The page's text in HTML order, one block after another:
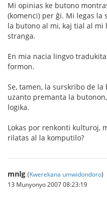
Mi opinias ke butono
(komenci) per ĝi. Mi legas
la butono al mi, kaj tial al mi
stranga.
En mia nacia lingvo
formon.
Se, tamen, la surskribo de
uzanto premanta la
logika.
Lokas por renkonti kulturoj,
rilatas al la komputilo?
mnlg (Kwerekana umwidondoro)
13 Munyonyo 2007 08:23:19